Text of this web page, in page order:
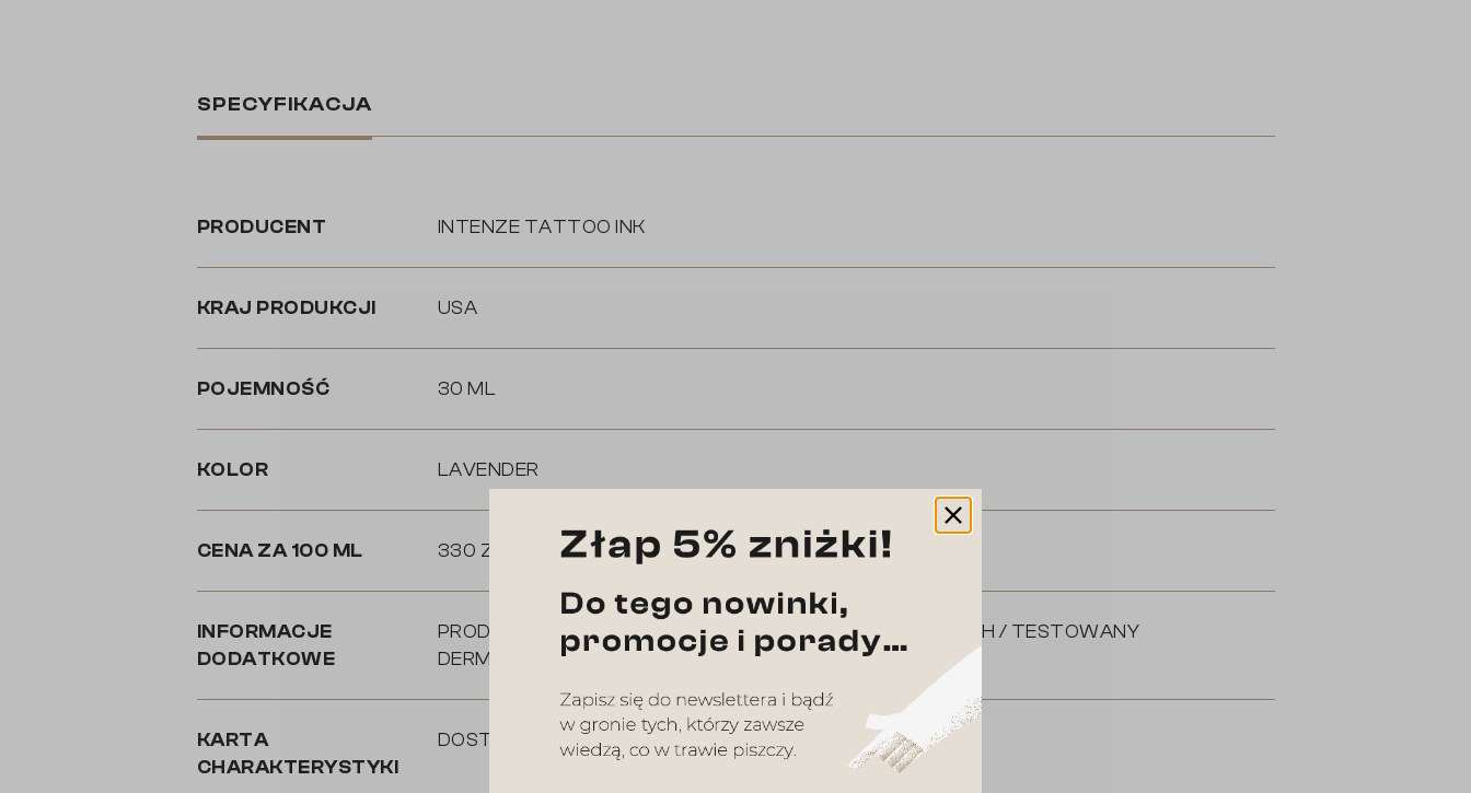
SPECYFIKACJA
PRODUCENT INTENZE TATTOO INK
KRAJ PRODUKCJI USA
POJEMNOŚĆ 30 ML
KOLOR LAVENDER
CENA ZA 100 ML 330 ZŁ
INFORMACJE
DODATKOWE
PRODUKT WEGAŃSKI / NIE TESTOWANY NA ZWIERZĘTACH / TESTOWANY
DERMATOLOGICZNIE
KARTA
CHARAKTERYSTYKI
DOSTĘPNA NA ŻYCZENIE PO ZAKUPIE